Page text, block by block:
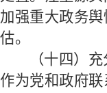
加强重大政务
估。
（十四）
作为党和政府